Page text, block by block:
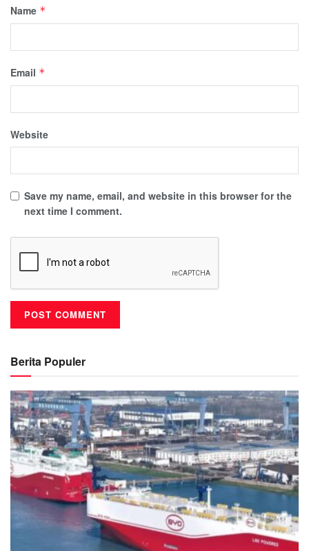
Name *
Email *
Website
Save my name, email, and website in this browser for the
next time I comment.
Berita Populer